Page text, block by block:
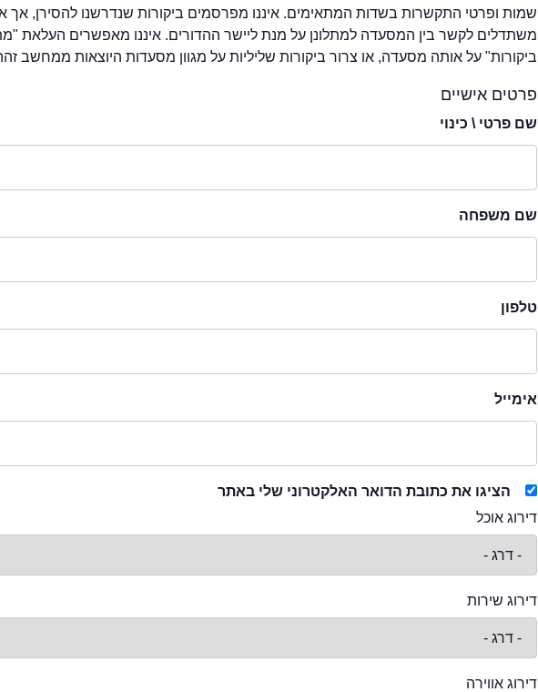
שמות ופרטי התקשרות בשדות המתאימים. איננו מפרסמים ביקורות שנדרשנו להסירן, אך
משתדלים לקשר בין המסעדה למתלונן על מנת ליישר ההדורים. איננו מאפשרים העלאת
ביקורות" על אותה מסעדה, או צרור ביקורות שליליות על מגוון מסעדות היוצאות ממחשב
פרטים אישיים
שם פרטי \ כינוי
שם משפחה
טלפון
אימייל
הציגו את כתובת הדואר האלקטרוני שלי באתר
דירוג אוכל
דירוג שירות
דירוג אווירה